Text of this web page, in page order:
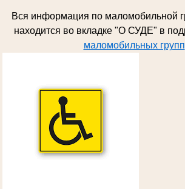
Вся информация по маломобильной
находится во вкладке "О СУДЕ" в
маломобильных групп